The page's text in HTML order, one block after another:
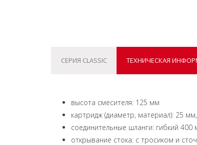
СЕРИЯ CLASSIC ТЕХНИЧЕСКАЯ
высота смесителя: 125 мм
картридж (диаметр, материал): 25
соединительные шланги: гибкий
открывание стока: с тросиком и